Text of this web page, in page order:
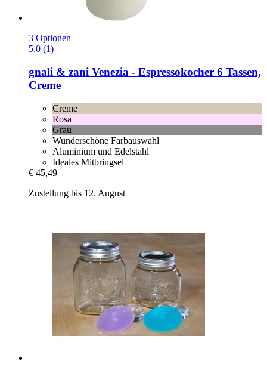
3 Optionen
5.0 (1)
gnali & zani Venezia -​ Espressokocher 6 Tassen,
Creme
Creme
Rosa
Grau
Wunderschöne Farbauswahl
Aluminium und Edelstahl
Ideales Mitbringsel
€ 45,49
Zustellung bis 12. August